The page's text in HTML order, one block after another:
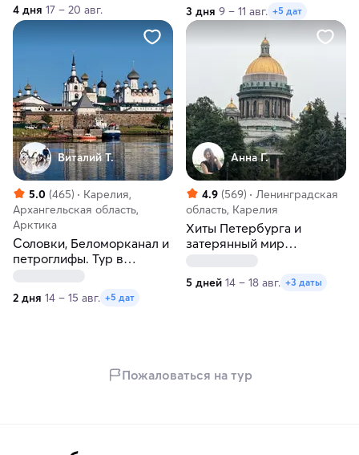
4 дня 17 – 20 авг. 3 дня 9 – 11 авг. +5 дат
Виталий Т.
5.0 (465)
Карелия,
Архангельская область,
Арктика
Соловки, Беломорканал и
петроглифы. Тур в
2 дня 14 – 15 авг. +5 дат
Анна Г.
4.9 (569)
Ленинградская
область, Карелия
Хиты Петербурга и
затерянный мир
5 дней 14 – 18 авг. +3 даты
Пожаловаться на тур